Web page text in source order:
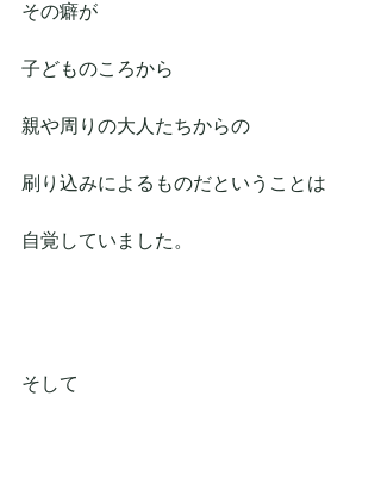
その癖が
子どものころから
親や周りの大人たちからの
刷り込みによるものだということは
自覚していました。
そして